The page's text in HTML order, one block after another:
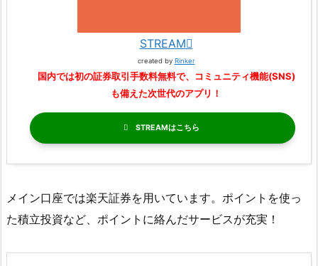
STREAM
created by Rinker
国内では初の証券取引手数料無料で、コミュニティ機能(SNS)
も備えた次世代のアプリ！
STREAM
メイン口座では楽天証券を用いています。ポイントを使っ
た積立投資など、ポイントに絡んだサービスが充実！